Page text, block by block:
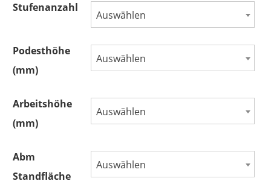
Stufenanzahl
Auswählen
Podesthöhe
(mm)
Auswählen
Arbeitshöhe
(mm)
Auswählen
Abm
Standfläche
Auswählen